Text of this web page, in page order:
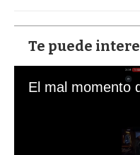
Te puede